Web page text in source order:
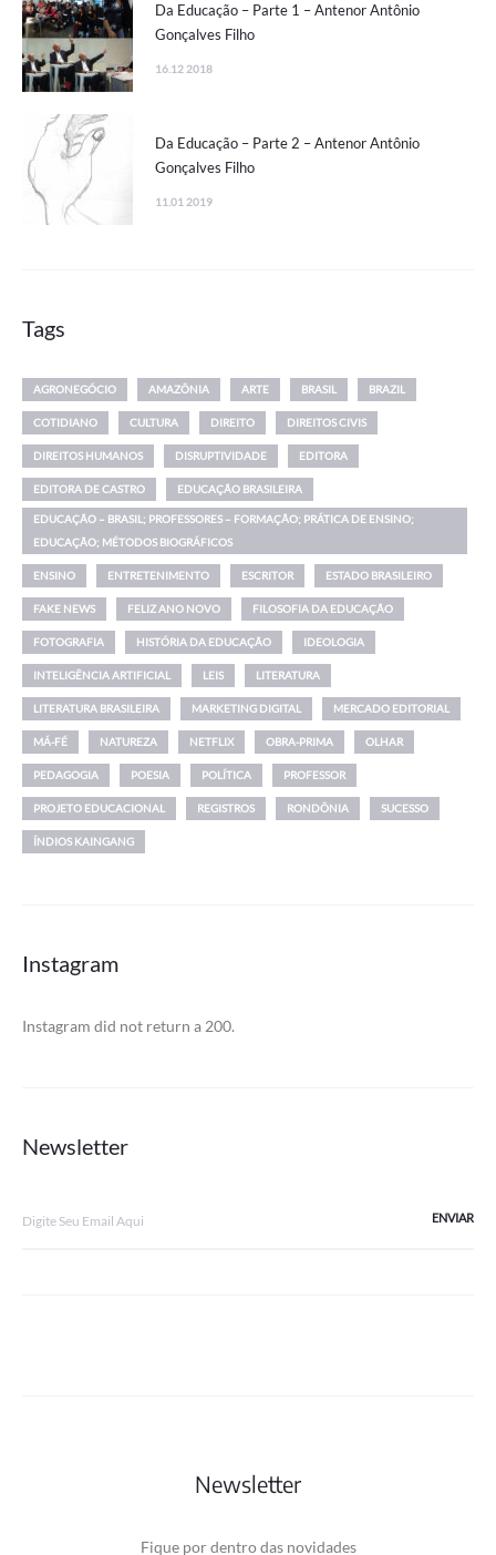
Da Educação – Parte 1 – Antenor Antônio
Gonçalves Filho
16.12 2018
Da Educação – Parte 2 – Antenor Antônio
Gonçalves Filho
11.01 2019
Tags
AGRONEGÓCIO AMAZÔNIA ARTE BRASIL BRAZIL
COTIDIANO CULTURA DIREITO DIREITOS CIVIS
DIREITOS HUMANOS DISRUPTIVIDADE EDITORA
EDITORA DE CASTRO EDUCAÇÃO BRASILEIRA
EDUCAÇÃO – BRASIL; PROFESSORES – FORMAÇÃO; PRÁTICA DE ENSINO;
EDUCAÇÃO; MÉTODOS BIOGRÁFICOS
ENSINO ENTRETENIMENTO ESCRITOR ESTADO BRASILEIRO
FAKE NEWS FELIZ ANO NOVO FILOSOFIA DA EDUCAÇÃO
FOTOGRAFIA HISTÓRIA DA EDUCAÇÃO IDEOLOGIA
INTELIGÊNCIA ARTIFICIAL LEIS LITERATURA
LITERATURA BRASILEIRA MARKETING DIGITAL MERCADO EDITORIAL
MÁ-FÉ NATUREZA NETFLIX OBRA-PRIMA OLHAR
PEDAGOGIA POESIA POLÍTICA PROFESSOR
PROJETO EDUCACIONAL REGISTROS RONDÔNIA SUCESSO
ÍNDIOS KAINGANG
Instagram
Instagram did not return a 200.
Newsletter
Newsletter
Fique por dentro das novidades